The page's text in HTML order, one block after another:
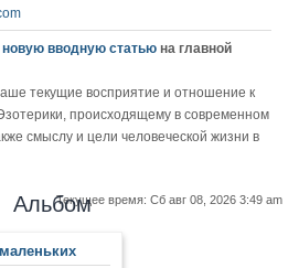
новую вводную статью на главной
текущие восприятие и отношение к
происходящему в современном
смыслу и цели человеческой жизни в
Текущее время: Сб авг 08, 2026 3:49 am
Альбом